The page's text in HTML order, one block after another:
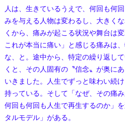
人は、生きているうえで、何回も何
みを与える人物は変わるし、大きく
くから、痛みが起こる状況や舞台は
これが本当に痛い」と感じる痛みは
な、と。途中から、特定の繰り返し
くと、その人固有の〝信念〟が奥に
いきました。人生でずっと味わい続
持っている。そして「なぜ、その痛
何回も何回も人生で再生するのか」
タルモデル」がある。